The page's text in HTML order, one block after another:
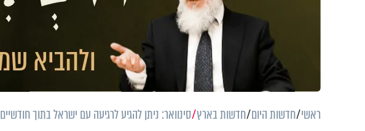
ראשי חדשות היום חדשות בארץ סינוואר: ניתן להגיע לרגיעה עם ישראל בתוך חודשיים